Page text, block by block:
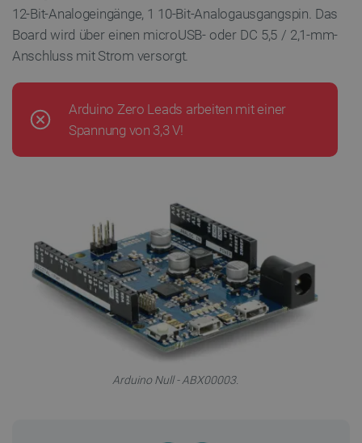
12-Bit-Analogeingänge, 1 10-Bit-Analogausgangspin. Das
Board wird über einen microUSB- oder DC 5,5 / 2,1-mm-
Anschluss mit Strom versorgt.
Arduino Zero Leads arbeiten mit einer
Spannung von 3,3 V!
Arduino Null - ABX00003.